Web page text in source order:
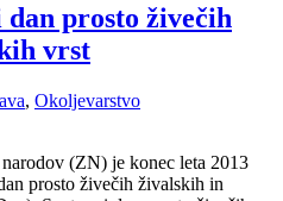
prosto živečih
vrst
, Okoljevarstvo
(ZN) je konec leta 2013
prosto živečih živalskih in